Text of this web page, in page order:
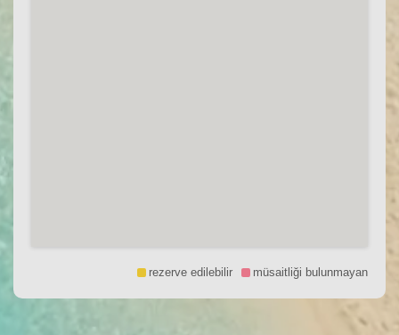
rezerve edilebilir müsaitliği bulunmayan